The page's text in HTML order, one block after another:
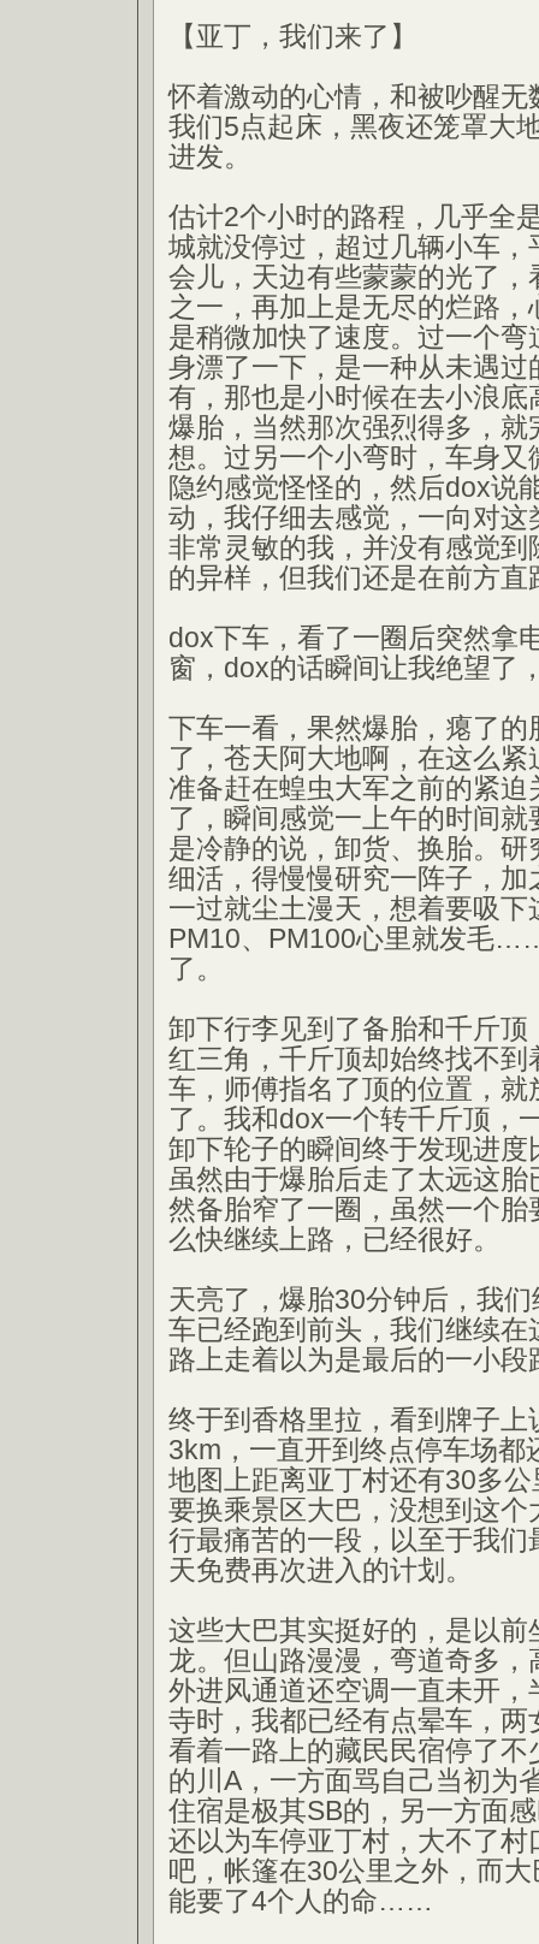
【亚丁，我们来了】
怀着激动的心情，和被吵醒无
我们5点起床，黑夜还笼罩大
进发。
估计2个小时的路程，几乎全
城就没停过，超过几辆小车，
会儿，天边有些蒙蒙的光了，
之一，再加上是无尽的烂路
是稍微加快了速度。过一个
身漂了一下，是一种从未遇过
有，那也是小时候在去小浪底
爆胎，当然那次强烈得多，就
想。过另一个小弯时，车身又
隐约感觉怪怪的，然后dox说
动，我仔细去感觉，一向对这
非常灵敏的我，并没有感觉到
的异样，但我们还是在前方直
dox下车，看了一圈后突然拿
窗，dox的话瞬间让我绝望
下车一看，果然爆胎，瘪了的
了，苍天阿大地啊，在这么
准备赶在蝗虫大军之前的紧迫
了，瞬间感觉一上午的时间
是冷静的说，卸货、换胎。
细活，得慢慢研究一阵子，加
一过就尘土漫天，想着要吸下
PM10、PM100心里就发毛
了。
卸下行李见到了备胎和千斤顶
红三角，千斤顶却始终找不到
车，师傅指名了顶的位置，就
了。我和dox一个转千斤顶，
卸下轮子的瞬间终于发现进度
虽然由于爆胎后走了太远这
然备胎窄了一圈，虽然一个胎
么快继续上路，已经很好。
天亮了，爆胎30分钟后，我
车已经跑到前头，我们继续在
路上走着以为是最后的一小段
终于到香格里拉，看到牌子上
3km，一直开到终点停车场都
地图上距离亚丁村还有30多
要换乘景区大巴，没想到这个
行最痛苦的一段，以至于我们
天免费再次进入的计划。
这些大巴其实挺好的，是以前
龙。但山路漫漫，弯道奇多
外进风通道还空调一直未开，
寺时，我都已经有点晕车，两
看着一路上的藏民民宿停了不
的川A，一方面骂自己当初为
住宿是极其SB的，另一方面
还以为车停亚丁村，大不了村
吧，帐篷在30公里之外，而
能要了4个人的命……